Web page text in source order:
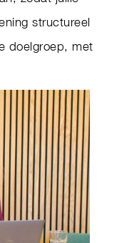
structureel
doelgroep, met